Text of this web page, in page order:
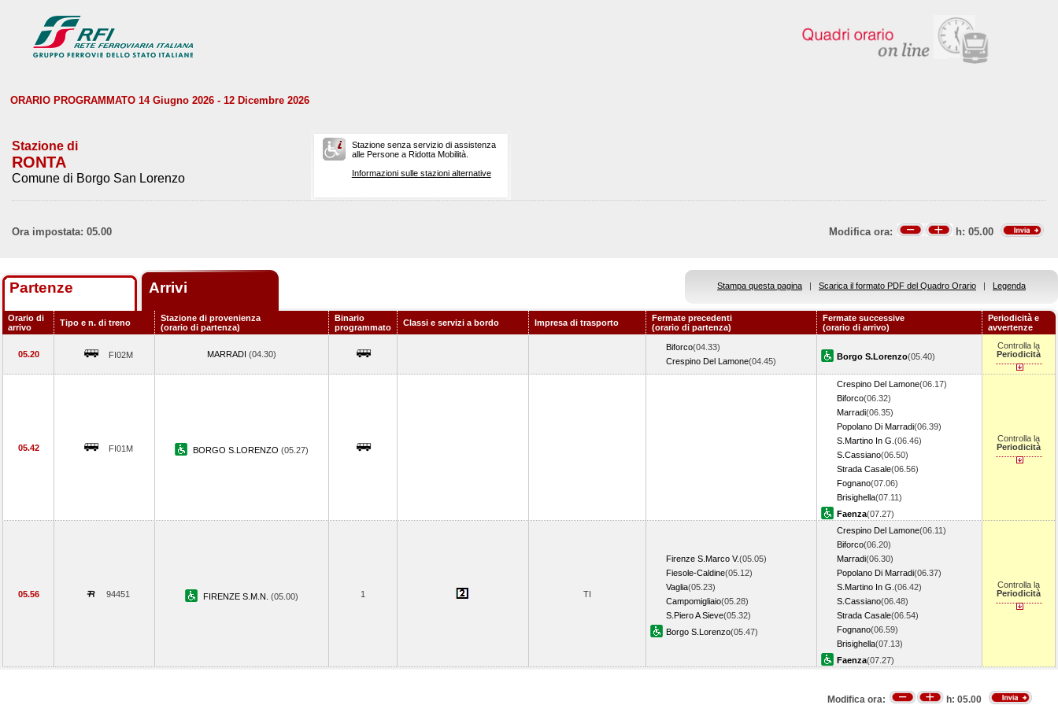
ORARIO PROGRAMMATO 14 Giugno 2026 - 12 Dicembre 2026
Stazione di
RONTA
Comune di Borgo San Lorenzo
Stazione senza servizio di assistenza
alle Persone a Ridotta Mobilità.
Informazioni sulle stazioni alternative
Ora impostata: 05.00 Modifica ora: h: 05.00
Partenze Arrivi Stampa questa pagina | Scarica il formato PDF del Quadro Orario | Legenda
Orario di
arrivo
Tipo e n. di treno
Stazione di provenienza
(orario di partenza)
Binario
programmato
Classi e servizi a bordo Impresa di trasporto
Fermate precedenti
(orario di partenza)
Fermate successive
(orario di arrivo)
Periodicità e
avvertenze
05.20 FI02M MARRADI (04.30)
Biforco(04.33)
Crespino Del Lamone(04.45) Borgo S.Lorenzo(05.40)
Controlla la
Periodicità
05.42 FI01M BORGO S.LORENZO (05.27)
Crespino Del Lamone(06.17)
Biforco(06.32)
Marradi(06.35)
Popolano Di Marradi(06.39)
S.Martino In G. (06.46)
S.Cassiano(06.50)
Strada Casale(06.56)
Fognano(07.06)
Brisighella(07.11)
Faenza(07.27)
Controlla la
Periodicità
05.56 94451 FIRENZE S.M.N. (05.00) 1 TI
Firenze S.Marco V.(05.05)
Fiesole-Caldine(05.12)
Vaglia(05.23)
Campomigliaio(05.28)
S.Piero A Sieve(05.32)
Borgo S.Lorenzo(05.47)
Crespino Del Lamone(06.11)
Biforco(06.20)
Marradi(06.30)
Popolano Di Marradi(06.37)
S.Martino In G. (06.42)
S.Cassiano(06.48)
Strada Casale(06.54)
Fognano(06.59)
Brisighella(07.13)
Faenza(07.27)
Controlla la
Periodicità
Modifica ora: h: 05.00